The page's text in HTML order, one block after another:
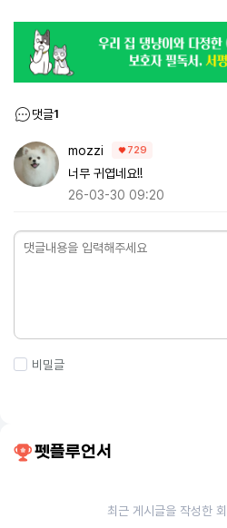
댓글1
mozzi 729
너무 귀엽네요!!
26-03-30 09:20
비밀글
펫플루언서
최근 게시글을 작성한